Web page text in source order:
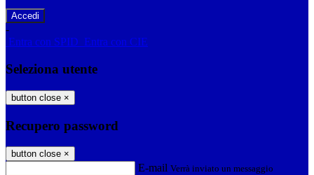
-
Entra con SPID Entra con CIE
Seleziona utente
button close ×
Recupero password
button close ×
E-mail Verrà inviato un messaggio